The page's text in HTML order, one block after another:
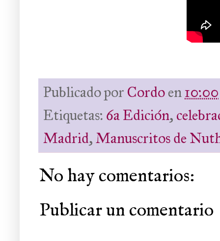
Publicado por Cordoen10:00
Etiquetas: 6a Edición,
Madrid,Manuscritos de
No hay comentarios:
Publicar un comentario